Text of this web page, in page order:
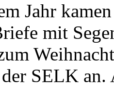
Jahr
mit
SELK an.